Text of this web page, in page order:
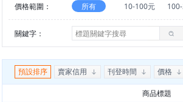
價格範圍： 所有 10-100元
關鍵字：
預設排序 賣家信用 刊登時間 價格
商品標題